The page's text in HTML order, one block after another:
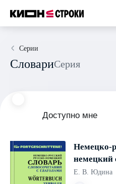
Серии
Словари Серия
Доступно мне
Немецко-
немецкий
Е. В. Юдина